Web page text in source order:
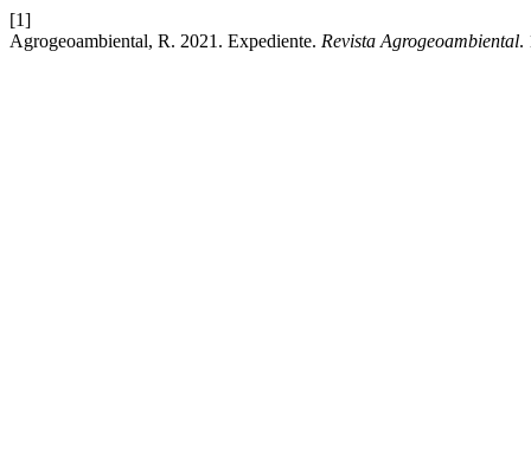
[1]
Agrogeoambiental, R. 2021. Expediente. Revista Agrogeoambiental.